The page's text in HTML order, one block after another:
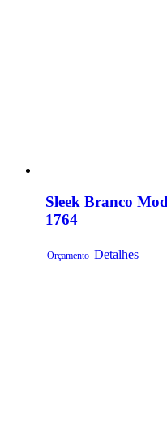
Sleek Branco
1764
Orçamento Detalhes